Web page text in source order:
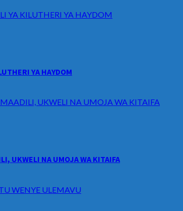
YA KILUTHERI YA HAYDOM
YA HAYDOM
UKWELI NA UMOJA WA KITAIFA
UKWELI NA UMOJA WA KITAIFA
WENYE ULEMAVU